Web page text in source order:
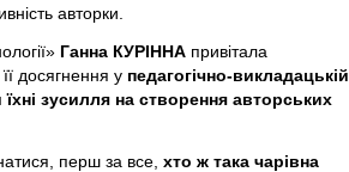
авторки.
Ганна КУРІННА привітала
досягнення у педагогічно-викладацькій
їхні зусилля на створення авторських
перш за все, хто ж така чарівна